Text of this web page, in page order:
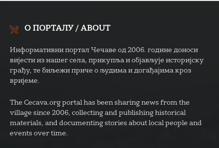
О ПОРТАЛУ / ABOUT
Информативни портал Чечаве од 2006. године доноси
вијести из нашег села, прикупља и објављује историјску
грађу, те биљежи приче о људима и догађајима кроз
вријеме.
The Cecava.org portal has been sharing news from the
village since 2006, collecting and publishing historical
materials, and documenting stories about local people and
events over time.